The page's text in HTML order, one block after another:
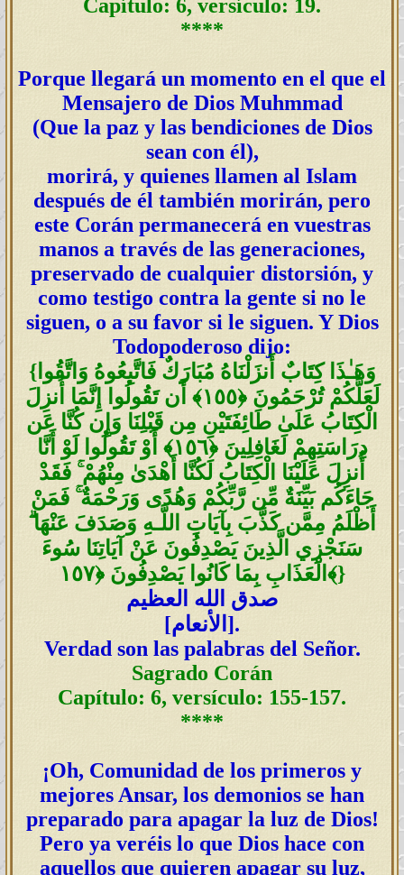
Capítulo: 6, versículo: 19.
****
Porque llegará un momento en el que el
Mensajero de Dios Muhmmad
(Que la paz y las bendiciones de Dios
sean con él),
morirá, y quienes llamen al Islam
después de él también morirán, pero
este Corán permanecerá en vuestras
manos a través de las generaciones,
preservado de cualquier distorsión, y
como testigo contra la gente si no le
siguen, o a su favor si le siguen. Y Dios
Todopoderoso dijo:
{وَهَـٰذَا كِتَابٌ أَنزَلْنَاهُ مُبَارَكٌ فَاتَّبِعُوهُ وَاتَّقُوا
لَعَلَّكُمْ تُرْحَمُونَ ﴿١٥٥﴾ أَن تَقُولُوا إِنَّمَا أُنزِلَ
الْكِتَابُ عَلَىٰ طَائِفَتَيْنِ مِن قَبْلِنَا وَإِن كُنَّا عَن
دِرَاسَتِهِمْ لَغَافِلِينَ ﴿١٥٦﴾ أَوْ تَقُولُوا لَوْ أَنَّا
أُنزِلَ عَلَيْنَا الْكِتَابُ لَكُنَّا أَهْدَىٰ مِنْهُمْ ۚ فَقَدْ
جَاءَكُم بَيِّنَةٌ مِّن رَّبِّكُمْ وَهُدًى وَرَحْمَةٌ ۚ فَمَنْ
أَظْلَمُ مِمَّن كَذَّبَ بِآيَاتِ اللَّـهِ وَصَدَفَ عَنْهَا ۗ
سَنَجْزِي الَّذِينَ يَصْدِفُونَ عَنْ آيَاتِنَا سُوءَ
الْعَذَابِ بِمَا كَانُوا يَصْدِفُونَ ﴿١٥٧﴾}
صدق الله العظيم
[الأنعام ].
Verdad son las palabras del Señor.
Sagrado Corán
Capítulo: 6, versículo: 155-157.
****
¡Oh, Comunidad de los primeros y
mejores Ansar, los demonios se han
preparado para apagar la luz de Dios!
Pero ya veréis lo que Dios hace con
aquellos que quieren apagar su luz,